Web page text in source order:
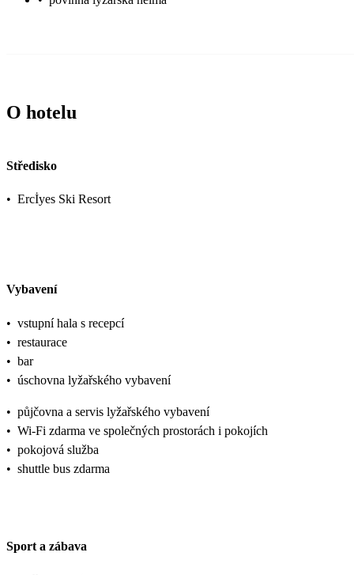
O hotelu
Středisko
• Ercİyes Ski Resort
Vybavení
• vstupní hala s recepcí
• restaurace
• bar
• úschovna lyžařského vybavení
• půjčovna a servis lyžařského vybavení
• Wi-Fi zdarma ve společných prostorách i pokojích
• pokojová služba
• shuttle bus zdarma
Sport a zábava